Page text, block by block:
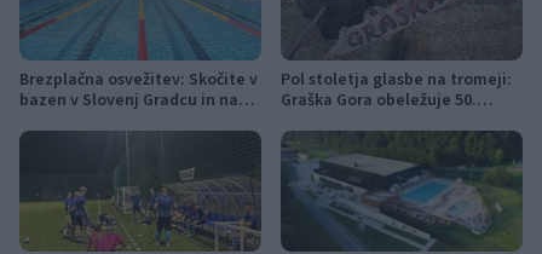
Brezplačna osvežitev: Skočite v
bazen v Slovenj Gradcu in na
Pol stoletja glasbe na tromeji:
Graška Gora obeležuje 50.
zabavne glasbe